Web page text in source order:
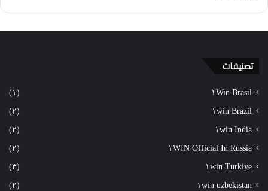
تصنيفات
١Win Brasil (١)
١win Brazil (٢)
١win India (٢)
١WIN Official In Russia (٢)
١win Turkiye (٣)
١win uzbekistan (٢)